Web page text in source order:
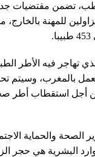
تضمن مقتضيات
للمهنة
تهاجر فيه الأطر
بالمغرب، وسيتم
أجل استقطاب أطر
الصحة والحماية
البشرية هي حجر